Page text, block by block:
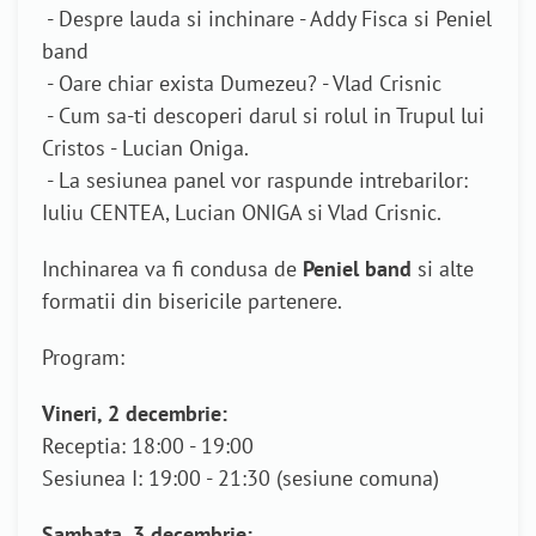
- Despre lauda si inchinare - Addy Fisca si Peniel
band
- Oare chiar exista Dumezeu? - Vlad Crisnic
- Cum sa-ti descoperi darul si rolul in Trupul lui
Cristos - Lucian Oniga.
- La sesiunea panel vor raspunde intrebarilor:
Iuliu CENTEA, Lucian ONIGA si Vlad Crisnic.
Inchinarea va fi condusa de Peniel band si alte
formatii din bisericile partenere.
Program:
Vineri, 2 decembrie:
Receptia: 18:00 - 19:00
Sesiunea I: 19:00 - 21:30 (sesiune comuna)